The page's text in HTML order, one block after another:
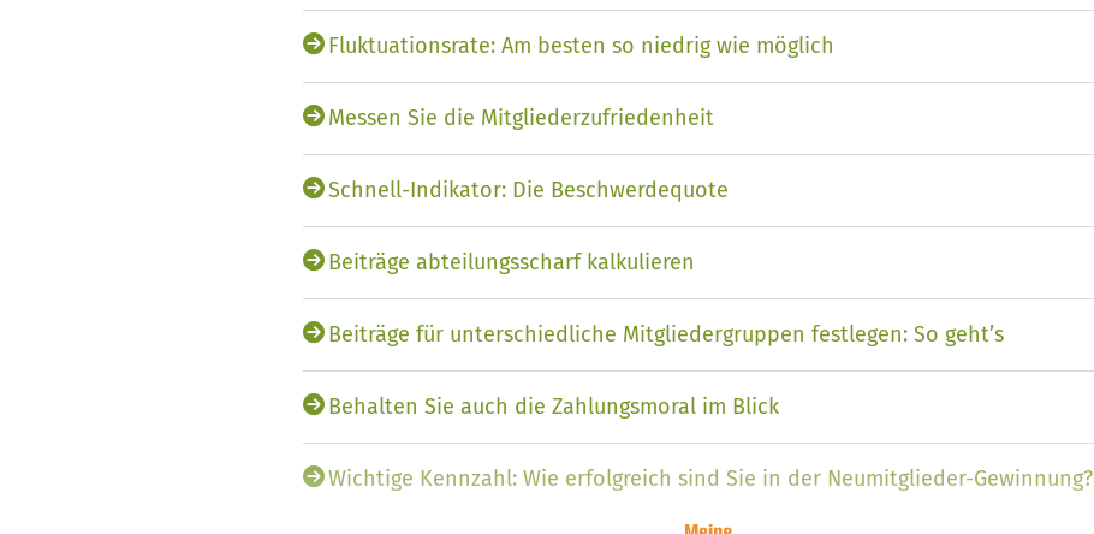
Fluktuationsrate: Am besten so niedrig wie möglich
Messen Sie die Mitgliederzufriedenheit
Schnell-Indikator: Die Beschwerdequote
Beiträge abteilungsscharf kalkulieren
Beiträge für unterschiedliche Mitgliedergruppen festlegen: So geht’s
Behalten Sie auch die Zahlungsmoral im Blick
Wichtige Kennzahl: Wie erfolgreich sind Sie in der Neumitglieder-Gewinnung?